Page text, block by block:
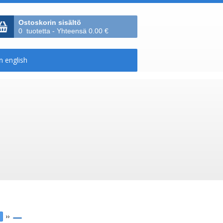
Ostoskorin sisältö
0 tuotetta - Yhteensä 0.00 €
››